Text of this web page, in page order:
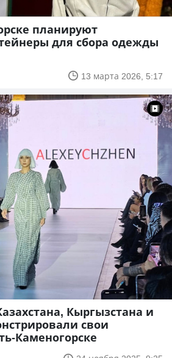
планируют
для сбора одежды
13 марта 2026, 5:17
Кыргызстана и
свои
Каменогорске